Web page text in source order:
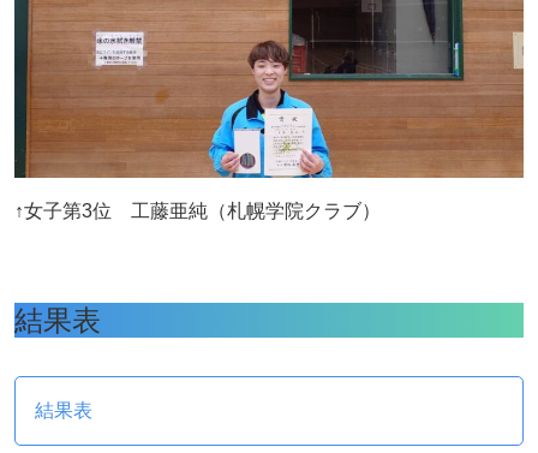
↑女子第3位 工藤亜純（札幌学院クラブ）
結果表
結果表